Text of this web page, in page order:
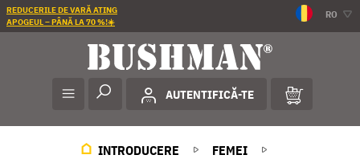
REDUCERILE DE VARĂ ATING
APOGEUL – PÂNĂ LA 70 %!☀️
RO
AUTENTIFICĂ-TE
INTRODUCERE
FEMEI